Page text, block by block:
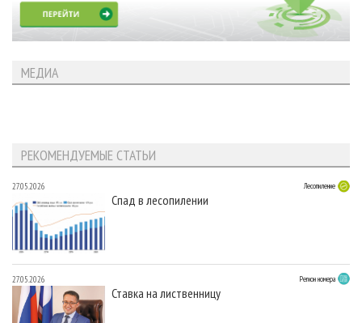
МЕДИА
РЕКОМЕНДУЕМЫЕ СТАТЬИ
27.05.2026 Лесопиление
Спад в лесопилении
27.05.2026 Регион номера
Ставка на лиственницу